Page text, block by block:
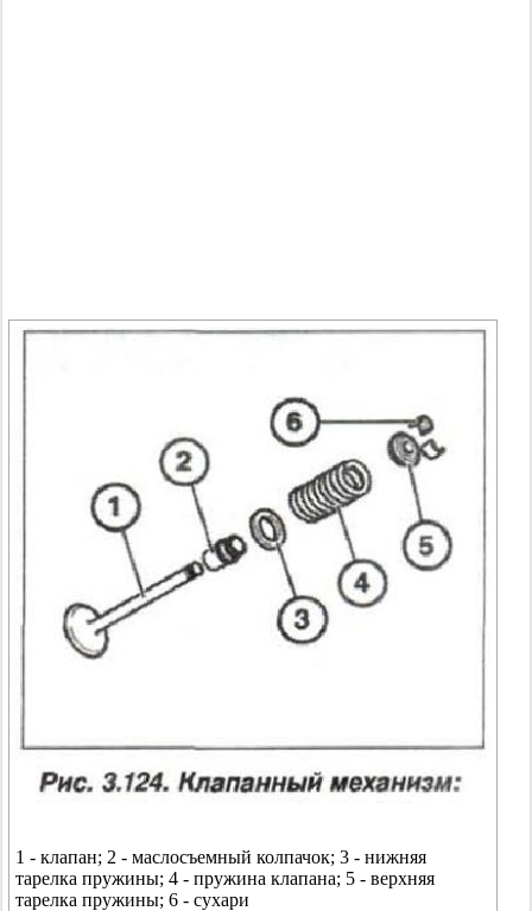
1 - клапан; 2 - маслосъемный колпачок; 3 - нижняя
тарелка пружины; 4 - пружина клапана; 5 - верхняя
тарелка пружины; 6 - сухари